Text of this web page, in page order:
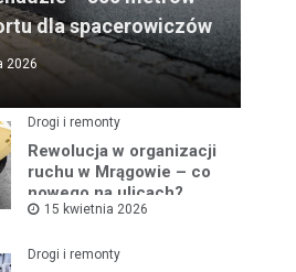
dla spacerowiczów
2026
Drogi i remonty
Rewolucja w organizacji
ruchu w Mrągowie – co
nowego na ulicach?
15 kwietnia 2026
Drogi i remonty